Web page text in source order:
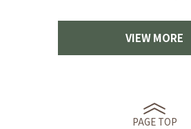
VIEW MORE
PAGE TOP